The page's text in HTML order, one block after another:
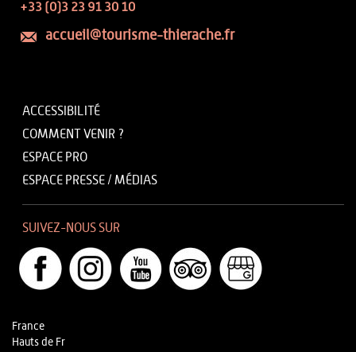
+33 (0)3 23 91 30 10
accueil@tourisme-thierache.fr
ACCESSIBILITÉ
COMMENT VENIR ?
ESPACE PRO
ESPACE PRESSE / MÉDIAS
SUIVEZ-NOUS SUR
France
Hauts de Fr